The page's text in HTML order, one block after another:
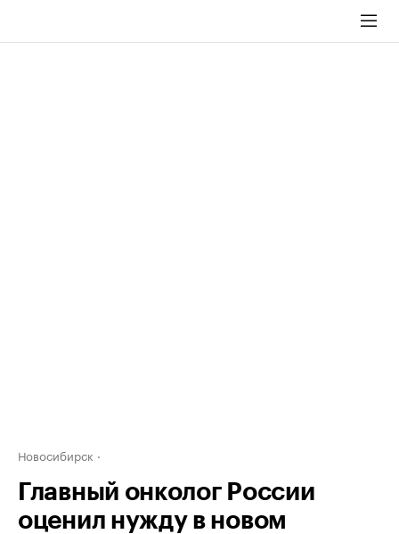
Новосибирск
Главный онколог России
оценил нужду в новом